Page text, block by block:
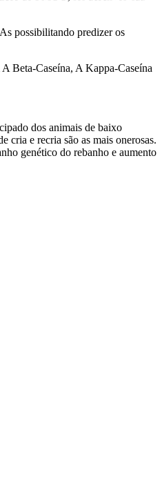
possibilitando predizer os
Beta-Caseína, A Kappa-Caseína
dos animais de baixo
cria e recria são as mais onerosas.
genético do rebanho e aumento